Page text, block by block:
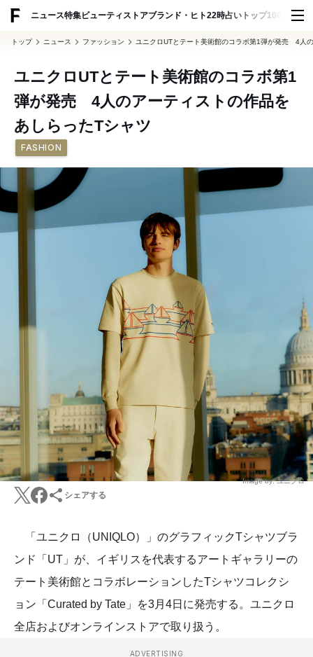
ニュース特集ビューティ ストアブランド・ヒト22時占い トップ100 スナッ
トップ ニュース ファッション ユニクロUTとテート美術館のコラボ第1弾が発売 4人
ユニクロUTとテート美術館のコラボ第1
弾が発売 4人のアーティストの作品を
あしらったTシャツ
FASHION
Image by: ユニクロ
シェアする
「ユニクロ（UNIQLO）」のグラフィックTシャツブラ
ンド「UT」が、イギリスを代表するアートギャラリーの
テート美術館とコラボレーションしたTシャツコレクシ
ョン「Curated by Tate」を3月4日に発売する。ユニクロ
全店およびオンラインストアで取り扱う。
ADVERTISING